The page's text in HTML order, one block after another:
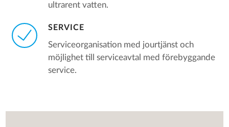
ultrarent vatten.
SERVICE
Serviceorganisation med jourtjänst och
möjlighet till serviceavtal med förebyggande
service.